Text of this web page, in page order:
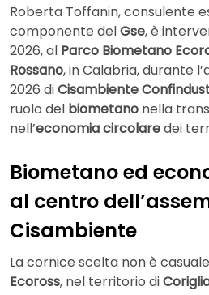
Roberta Toffanin, consulente
componente delGse, è
2026, al Parco Biometano
Rossano, in Calabria, durante
2026 diCisambiente
ruolo del biometano nella
nell’economia circolaredei
Biometano ed
al centro
Cisambiente
La cornice scelta non è
Ecoross, nel territorio di